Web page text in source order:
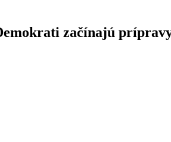
začínajú